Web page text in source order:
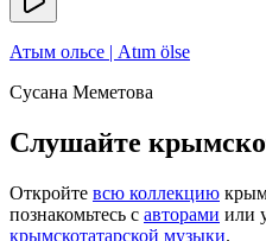
Атым ольсе | Atım ölse
Сусана Меметова
Слушайте
Откройте всю коллекцию
познакомьтесь с авторами или
крымскотатарской музыки.